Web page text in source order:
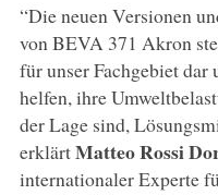
“Die neuen Versionen
von BEVA 371 Akron
für unser Fachgebiet dar
helfen, ihre
der Lage sind,
erklärtMatteo Rossi
internationaler Experte